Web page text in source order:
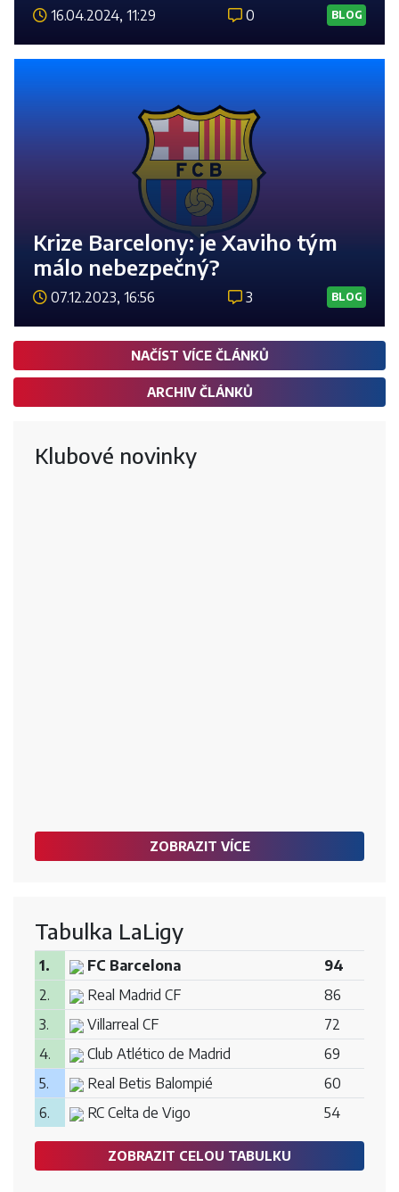
16.04.2024, 11:29 0 BLOG
Krize Barcelony: je Xaviho tým
málo nebezpečný?
07.12.2023, 16:56 3 BLOG
NAČÍST VÍCE ČLÁNKŮ
ARCHIV ČLÁNKŮ
Klubové novinky
ZOBRAZIT VÍCE
Tabulka LaLigy
1. FC Barcelona
94
2.
Real Madrid CF
86
3.
Villarreal CF
72
4.
Club Atlético de Madrid
69
5.
Real Betis Balompié
60
6.
RC Celta de Vigo 54
ZOBRAZIT CELOU TABULKU